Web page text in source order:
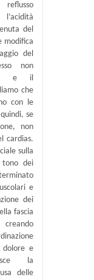
del
modifica
del
non
e il
che
con le
se
non
cardias.
sulla
tono dei
e
dei
fascia
dolore e
la
delle